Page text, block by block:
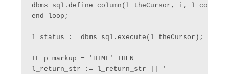
dbms_sql.define_column(l_theCursor, i,
end loop;
l_status := dbms_sql.execute(l_theCursor);
IF p_markup = 'HTML' THEN
l_return_str := l_return_str || '